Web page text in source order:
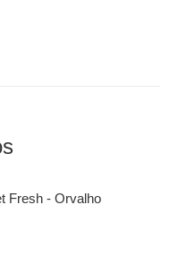
Fresh - Orvalho